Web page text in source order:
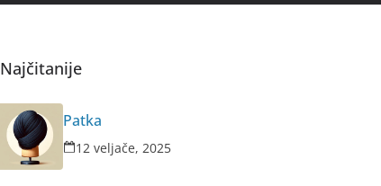
Najčitanije
Patka
12 veljače, 2025